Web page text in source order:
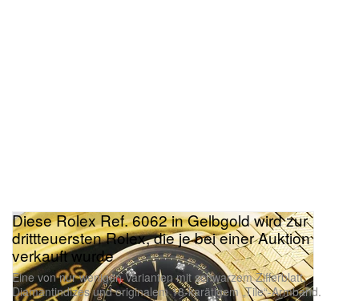
Diese Rolex Ref. 6062 in Gelbgold wird zur
drittteuersten Rolex, die je bei einer Auktion
verkauft wurde
Eine von nur wenigen Varianten mit schwarzem Zifferblatt,
Diamantindizes und originalem 18-karätigem „Tile“-Armband.